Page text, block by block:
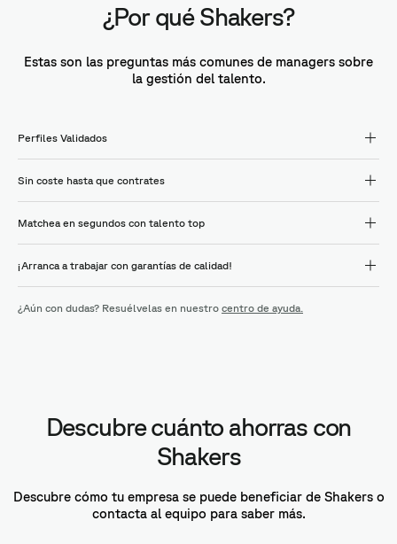
¿Por qué Shakers?
Estas son las preguntas más comunes de managers sobre
la gestión del talento.
Perfiles Validados
Sin coste hasta que contrates
Matchea en segundos con talento top
¡Arranca a trabajar con garantías de calidad!
¿Aún con dudas? Resuélvelas en nuestro centro de ayuda.
Descubre cuánto ahorras con
Shakers
Descubre cómo tu empresa se puede beneficiar de Shakers o
contacta al equipo para saber más.